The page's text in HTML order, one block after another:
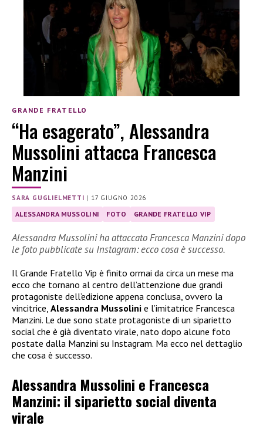
GRANDE FRATELLO
“Ha esagerato”, Alessandra
Mussolini attacca Francesca
Manzini
SARA GUGLIELMETTI | 17 GIUGNO 2026
ALESSANDRA MUSSOLINI FOTO GRANDE FRATELLO VIP
Alessandra Mussolini ha attaccato Francesca Manzini dopo
le foto pubblicate su Instagram: ecco cosa è successo.
Il Grande Fratello Vip è finito ormai da circa un mese ma
ecco che tornano al centro dell’attenzione due grandi
protagoniste dell’edizione appena conclusa, ovvero la
vincitrice, Alessandra Mussolini e l’imitatrice Francesca
Manzini. Le due sono state protagoniste di un siparietto
social che è già diventato virale, nato dopo alcune foto
postate dalla Manzini su Instagram. Ma ecco nel dettaglio
che cosa è successo.
Alessandra Mussolini e Francesca
Manzini: il siparietto social diventa
virale